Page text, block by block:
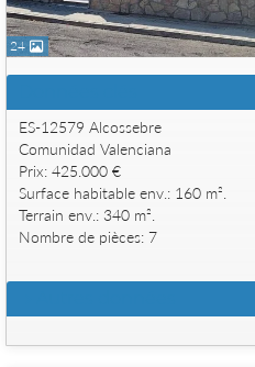
24
ES-12579 Alcossebre
Comunidad Valenciana
Prix: 425.000 €
Surface habitable env.: 160 m².
Terrain env.: 340 m².
Nombre de pièces: 7